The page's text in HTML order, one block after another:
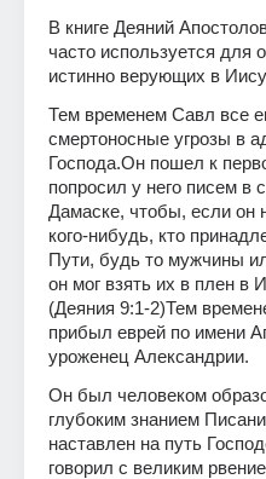
В книге Деяний
часто используется для
истинно верующих в
Тем временем Савл все
смертоносные угрозы в
Господа.Он пошел к
попросил у него писем в
Дамаске, чтобы, если он
кого-нибудь, кто
Пути, будь то мужчины
он мог взять их в плен в
(Деяния 9:1-2)Тем
прибыл еврей по имени
уроженец Александрии.
Он был человеком
глубоким знанием
наставлен на путь
говорил с великим